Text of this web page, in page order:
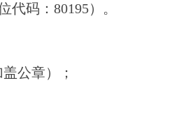
代码：80195）。
盖公章）；